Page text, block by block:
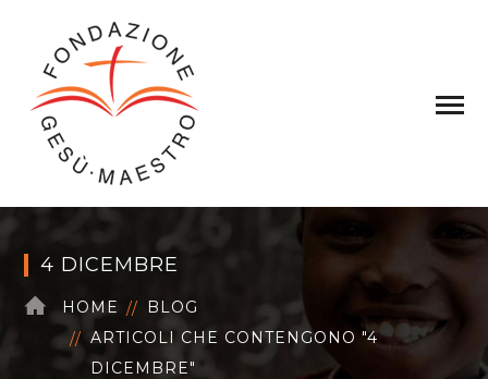
4 DICEMBRE
HOME
BLOG
ARTICOLI CHE CONTENGONO "4
DICEMBRE"